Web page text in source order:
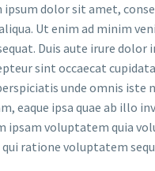
ipsum dolor sit amet,
Ut enim ad minim
Duis aute irure
sint occaecat
unde omnis
eaque ipsa quae ab illo
ipsam voluptatem quia
qui ratione voluptatem